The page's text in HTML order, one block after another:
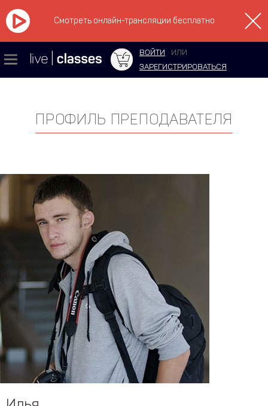
Смотреть онлайн-трансляции бесплатно
ВОЙТИ
ИЛИ
ЗАРЕГИСТРИРОВАТЬСЯ
ПРОФИЛЬ ПРЕПОДАВАТЕЛЯ